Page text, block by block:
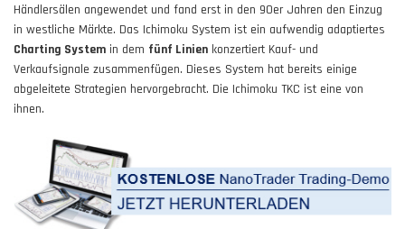
Händlersälen angewendet und fand erst in den 90er Jahren den Einzug
in westliche Märkte. Das Ichimoku System ist ein aufwendig adaptiertes
Charting System in dem fünf Linien konzertiert Kauf- und
Verkaufsignale zusammenfügen. Dieses System hat bereits einige
abgeleitete Strategien hervorgebracht. Die Ichimoku TKC ist eine von
ihnen.